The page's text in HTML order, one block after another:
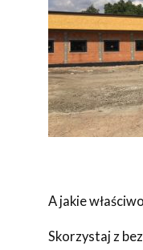
A jakie
Skorzystaj z